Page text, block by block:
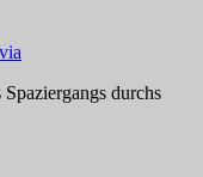
durchs